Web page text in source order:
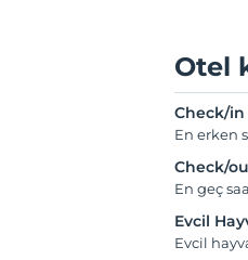
Otel
Check/in
En erken
Check/
En geç
Evcil
Evcil